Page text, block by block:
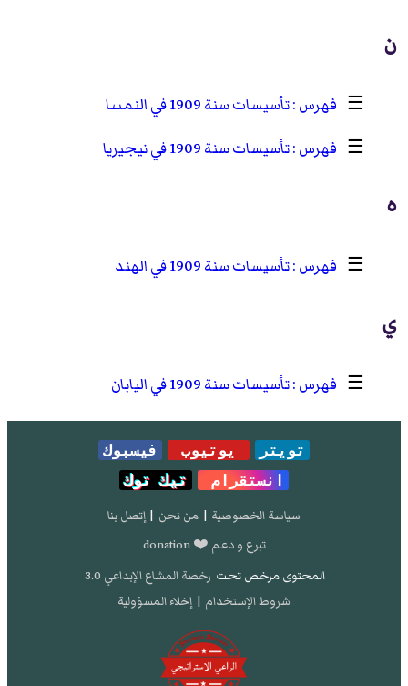
ن
☰
تأسيسات سنة 1909 في النمسا
☰
تأسيسات سنة 1909 في نيجيريا
ه
☰ تأسيسات سنة 1909 في الهند
ي
☰ تأسيسات سنة 1909 في اليابان
تويتر يوتيوب
فيسبوك
انستقرام
تيك توك
سياسة الخصوصية | من نحن | إتصل بنا
تبرع و دعم ❤️ donation
المحتوى مرخص تحت رخصة المشاع الإبداعي 3.0
شروط الإستخدام | إخلاء المسؤولية